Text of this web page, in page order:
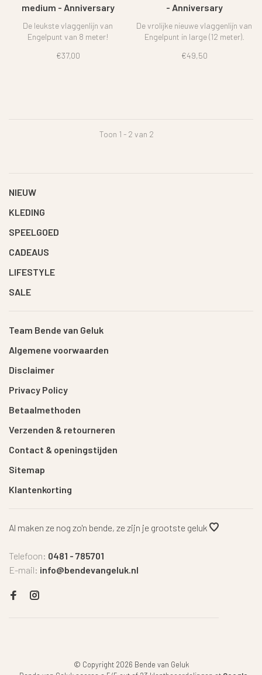
medium - Anniversary
De leukste vlaggenlijn van
Engelpunt van 8 meter!
€37,00
- Anniversary
De vrolijke nieuwe vlaggenlijn van
Engelpunt in large (12 meter).
€49,50
Toon 1 - 2 van 2
NIEUW
KLEDING
SPEELGOED
CADEAUS
LIFESTYLE
SALE
Team Bende van Geluk
Algemene voorwaarden
Disclaimer
Privacy Policy
Betaalmethoden
Verzenden & retourneren
Contact & openingstijden
Sitemap
Klantenkorting
Al maken ze nog zo'n bende, ze zijn je grootste geluk
Telefoon: 0481 - 785701
E-mail: info@bendevangeluk.nl
© Copyright 2026 Bende van Geluk